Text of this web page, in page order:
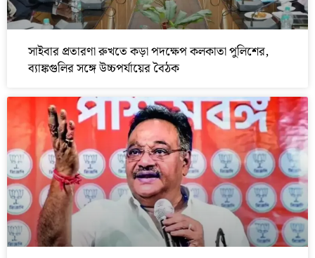
সাইবার প্রতারণা রুখতে কড়া পদক্ষেপ কলকাতা পুলিশের,
ব্যাঙ্কগুলির সঙ্গে উচ্চপর্যায়ের বৈঠক